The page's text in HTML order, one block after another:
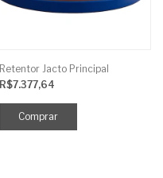
Retentor Jacto Principal
R$7.377,64